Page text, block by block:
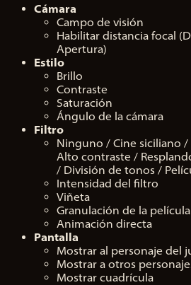
Cámara
Campo de visión
Habilitar distancia focal
Apertura)
Estilo
Brillo
Contraste
Saturación
Ángulo de la cámara
Filtro
Ninguno / Cine siciliano /
Alto contraste /
/ División de tonos /
Intensidad del filtro
Viñeta
Granulación de la película
Animación directa
Pantalla
Mostrar al personaje del
Mostrar a otros
Mostrar cuadrícula